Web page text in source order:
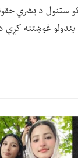
د بشري حقونو
بندولو غوښتنه کړې